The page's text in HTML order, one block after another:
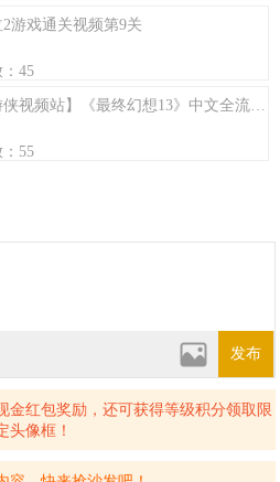
2游戏通关视频第9关
45
【游侠视频站】《最终幻想13》中文全流程14
55
发布
金红包奖励，还可获得等级积分领取限
头像框！